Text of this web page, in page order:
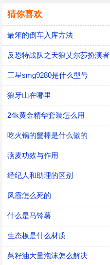
猜你喜欢
最笨的倒车入库方法
反恐特战队之天狼艾尔莎扮演者
三星smg9280是什么型号
狼牙山在哪里
24k黄金精华套装怎么用
吃火锅的蟹棒是什么做的
燕麦功效与作用
经纪人和助理的区别
凤霞怎么死的
什么是马铃薯
生态板是什么材质
菜籽油大量泡沫怎么解决